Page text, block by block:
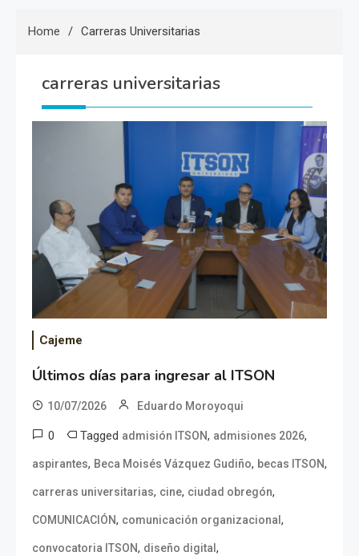
Home Carreras Universitarias
carreras universitarias
Cajeme
Últimos días para ingresar al ITSON
10/07/2026 Eduardo Moroyoqui
0 Tagged admisión ITSON, admisiones 2026,
aspirantes, Beca Moisés Vázquez Gudiño, becas ITSON,
carreras universitarias, cine, ciudad obregón,
COMUNICACIÓN, comunicación organizacional,
convocatoria ITSON, diseño digital,